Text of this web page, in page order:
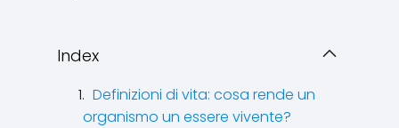
Index
Definizioni di vita: cosa rende un
organismo un essere vivente?